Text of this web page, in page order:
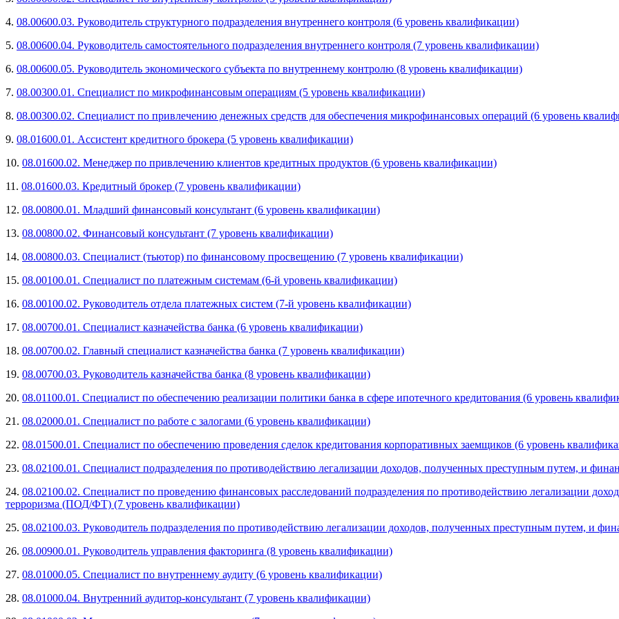
4. 08.00600.03. Руководитель структурного подразделения внутреннего контроля (6 уровень квалификации)
5. 08.00600.04. Руководитель самостоятельного подразделения внутреннего контроля (7 уровень квалификации)
6. 08.00600.05. Руководитель экономического субъекта по внутреннему контролю (8 уровень квалификации)
7. 08.00300.01. Специалист по микрофинансовым операциям (5 уровень квалификации)
8. 08.00300.02. Специалист по привлечению денежных средств для обеспечения микрофинансовых операций (6 уровень
9. 08.01600.01. Ассистент кредитного брокера (5 уровень квалификации)
10. 08.01600.02. Менеджер по привлечению клиентов кредитных продуктов (6 уровень квалификации)
11. 08.01600.03. Кредитный брокер (7 уровень квалификации)
12. 08.00800.01. Младший финансовый консультант (6 уровень квалификации)
13. 08.00800.02. Финансовый консультант (7 уровень квалификации)
14. 08.00800.03. Специалист (тьютор) по финансовому просвещению (7 уровень квалификации)
15. 08.00100.01. Специалист по платежным системам (6-й уровень квалификации)
16. 08.00100.02. Руководитель отдела платежных систем (7-й уровень квалификации)
17. 08.00700.01. Специалист казначейства банка (6 уровень квалификации)
18. 08.00700.02. Главный специалист казначейства банка (7 уровень квалификации)
19. 08.00700.03. Руководитель казначейства банка (8 уровень квалификации)
20. 08.01100.01. Специалист по обеспечению реализации политики банка в сфере ипотечного кредитования (6 уровень
21. 08.02000.01. Специалист по работе с залогами (6 уровень квалификации)
22. 08.01500.01. Специалист по обеспечению проведения сделок кредитования корпоративных заемщиков (6 уровень
23. 08.02100.01. Специалист подразделения по противодействию легализации доходов, полученных преступным путем, и
24. 08.02100.02. Специалист по проведению финансовых расследований подразделения по противодействию легализации
терроризма (ПОД/ФТ) (7 уровень квалификации)
25. 08.02100.03. Руководитель подразделения по противодействию легализации доходов, полученных преступным путем, и
26. 08.00900.01. Руководитель управления факторинга (8 уровень квалификации)
27. 08.01000.05. Специалист по внутреннему аудиту (6 уровень квалификации)
28. 08.01000.04. Внутренний аудитор-консультант (7 уровень квалификации)